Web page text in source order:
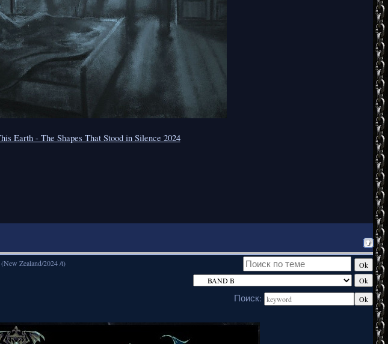
Earth - The Shapes That Stood in Silence 2024
(New Zealand/2024 /t)
Поиск: